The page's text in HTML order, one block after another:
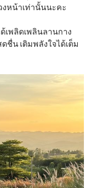
งหน้าเท่านั้นนะคะ
เพลิดเพลินลานกาง
ชื่น เติมพลังใจได้เต็ม